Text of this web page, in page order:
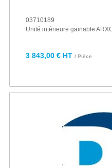
03710189
Unité intérieure gainable
3 843,00 € HT / Pièce